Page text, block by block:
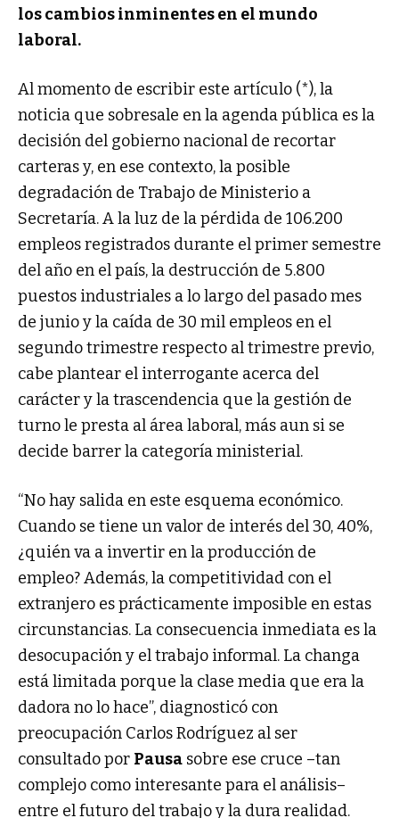
los cambios inminentes en el mundo
laboral.
Al momento de escribir este artículo (*), la
noticia que sobresale en la agenda pública es la
decisión del gobierno nacional de recortar
carteras y, en ese contexto, la posible
degradación de Trabajo de Ministerio a
Secretaría. A la luz de la pérdida de 106.200
empleos registrados durante el primer semestre
del año en el país, la destrucción de 5.800
puestos industriales a lo largo del pasado mes
de junio y la caída de 30 mil empleos en el
segundo trimestre respecto al trimestre previo,
cabe plantear el interrogante acerca del
carácter y la trascendencia que la gestión de
turno le presta al área laboral, más aun si se
decide barrer la categoría ministerial.
“No hay salida en este esquema económico.
Cuando se tiene un valor de interés del 30, 40%,
¿quién va a invertir en la producción de
empleo? Además, la competitividad con el
extranjero es prácticamente imposible en estas
circunstancias. La consecuencia inmediata es la
desocupación y el trabajo informal. La changa
está limitada porque la clase media que era la
dadora no lo hace”, diagnosticó con
preocupación Carlos Rodríguez al ser
consultado por Pausa sobre ese cruce –tan
complejo como interesante para el análisis–
entre el futuro del trabajo y la dura realidad.